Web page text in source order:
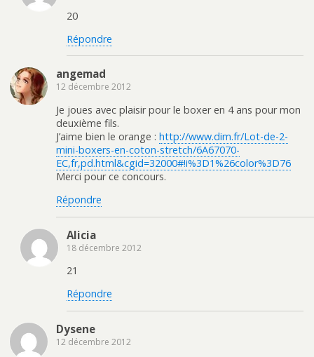
20
Répondre
angemad
12 décembre 2012
Je joues avec plaisir pour le boxer en 4 ans pour mon
deuxième fils.
J’aime bien le orange : http://www.dim.fr/Lot-de-2-
mini-boxers-en-coton-stretch/6A67070-
EC,fr,pd.html&cgid=32000#!i%3D1%26color%3D76
Merci pour ce concours.
Répondre
Alicia
18 décembre 2012
21
Répondre
Dysene
12 décembre 2012